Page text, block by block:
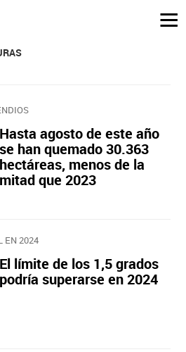
Hasta agosto de este año
se han quemado 30.363
hectáreas, menos de la
mitad que 2023
EN 2024
El límite de los 1,5 grados
podría superarse en 2024